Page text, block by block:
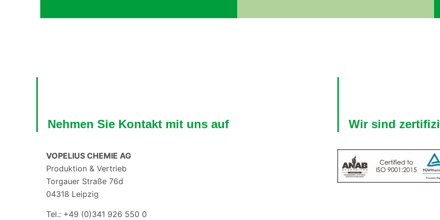
Nehmen Sie Kontakt mit uns auf
VOPELIUS CHEMIE AG
Produktion & Vertrieb
Torgauer Straße 76d
04318 Leipzig
Tel.: +49 (0)341 926 550 0
Wir sind